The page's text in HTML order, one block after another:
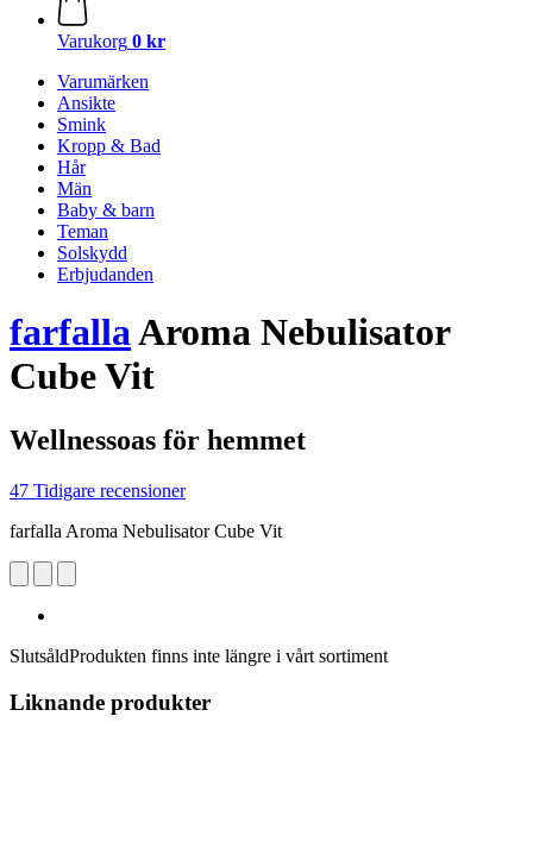
Varukorg 0 kr
Varumärken
Ansikte
Smink
Kropp & Bad
Hår
Män
Baby & barn
Teman
Solskydd
Erbjudanden
farfallaAroma Nebulisator
Cube Vit
Wellnessoas för hemmet
47 Tidigare recensioner
farfalla Aroma Nebulisator Cube Vit
SlutsåldProdukten finns inte längre i vårt sortiment
Liknande produkter